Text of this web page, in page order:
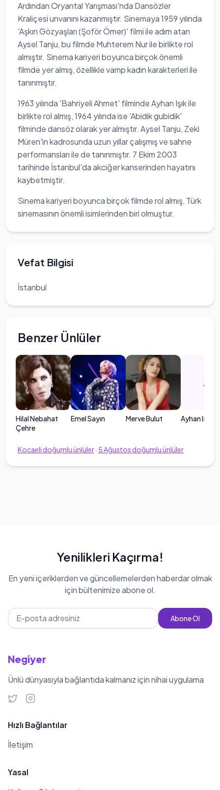
Ardından Oryantal Yarışması'nda Dansözler
Kraliçesi unvanını kazanmıştır. Sinemaya 1959 yılında
'Aşkın Gözyaşları (Şoför Ömer)' filmi ile adım atan
Aysel Tanju, bu filmde Muhterem Nur ile birlikte rol
almıştır. Sinema kariyeri boyunca birçok önemli
filmde yer almış, özellikle vamp kadın karakterleri ile
tanınmıştır.
1963 yılında 'Bahriyeli Ahmet' filminde Ayhan Işık ile
birlikte rol almış, 1964 yılında ise 'Abidik gubidik'
filminde dansöz olarak yer almıştır. Aysel Tanju, Zeki
Müren'in kadrosunda uzun yıllar çalışmış ve sahne
performansları ile de tanınmıştır. 7 Ekim 2003
tarihinde İstanbul'da akciğer kanserinden hayatını
kaybetmiştir.
Sinema kariyeri boyunca birçok filmde rol almış, Türk
sinemasının önemli isimlerinden biri olmuştur.
Vefat Bilgisi
İstanbul
Benzer Ünlüler
Hilal Nebahat
Çehre
Emel Sayın Merve Bulut
AI
Ayhan Işık
Kocaeli doğumlu ünlüler· 5Ağustos doğumlu ünlüler
Yenilikleri Kaçırma!
En yeni içeriklerden ve güncellemelerden haberdar olmak
için bültenimize abone ol.
Abone Ol
Negiyer
Ünlü dünyasıyla bağlantıda kalmanız için nihai uygulama
Hızlı Bağlantılar
İletişim
Yasal